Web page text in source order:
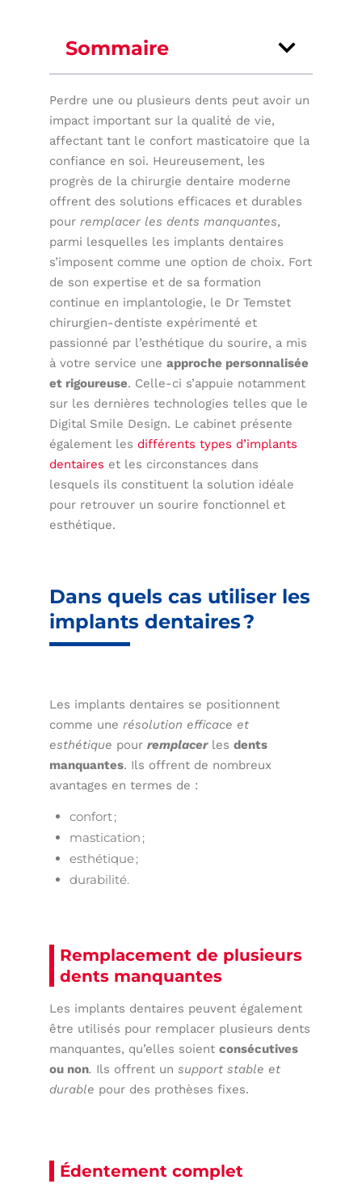
Sommaire
Perdre une ou plusieurs dents peut avoir un
impact important sur la qualité de vie,
affectant tant le confort masticatoire que la
confiance en soi. Heureusement, les
progrès de la chirurgie dentaire moderne
offrent des solutions efficaces et durables
pourremplacer les dents manquantes,
parmi lesquelles les implants dentaires
s’imposent comme une option de choix. Fort
de son expertise et de sa formation
continue en implantologie, le Dr Temstet
chirurgien-dentiste expérimenté et
passionné par l’esthétique du sourire, a mis
à votre service uneapproche personnalisée
et rigoureuse. Celle-ci s’appuie notamment
sur les dernières technologies telles que le
Digital Smile Design. Le cabinet présente
également les différents types d’implants
dentaires et les circonstances dans
lesquels ils constituent la solution idéale
pour retrouver un sourire fonctionnel et
esthétique.
Dans quels cas utiliser les
implants dentaires ?
Les implants dentaires se positionnent
comme unerésolution efficace et
esthétique pourremplacerlesdents
manquantes. Ils offrent de nombreux
avantages en termes de :
confort ;
mastication ;
esthétique ;
durabilité.
Remplacement de plusieurs
dents manquantes
Les implants dentaires peuvent également
être utilisés pour remplacer plusieurs dents
manquantes, qu’elles soientconsécutives
ou non. Ils offrent unsupport stable et
durable pour des prothèses fixes.
Édentement complet